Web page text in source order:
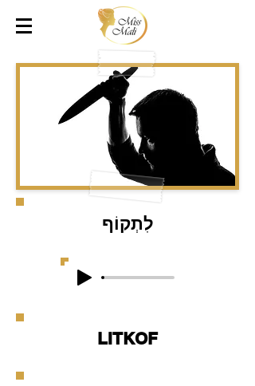
לִתְקוֹף
LITKOF